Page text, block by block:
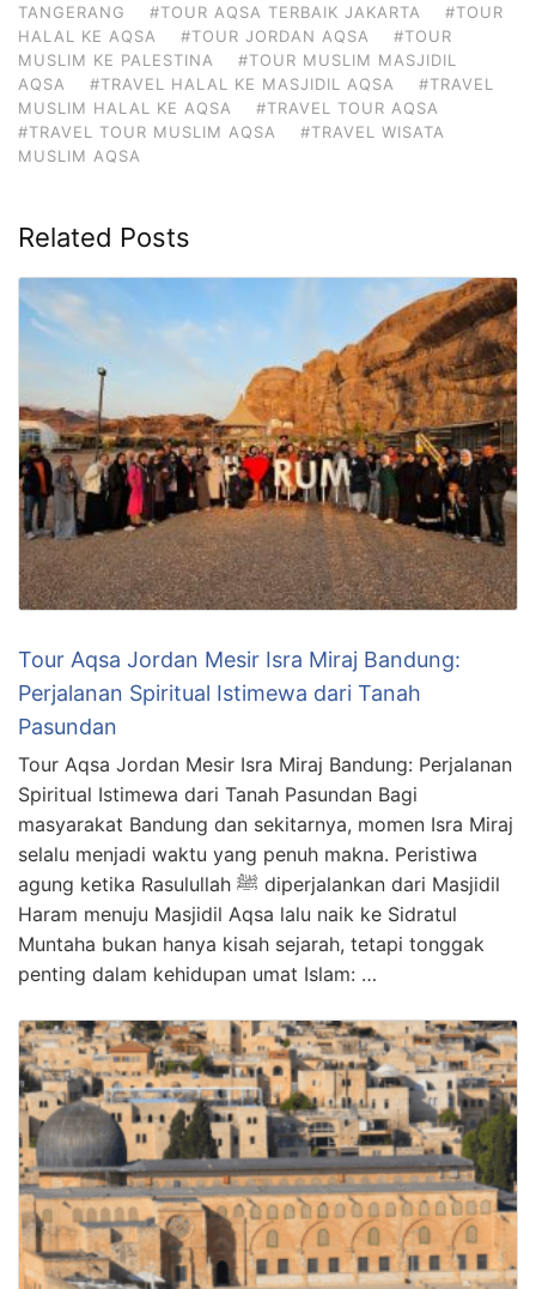
TANGERANG
#TOUR AQSA TERBAIK JAKARTA
#TOUR
HALAL KE AQSA
#TOUR JORDAN AQSA
#TOUR
MUSLIM KE PALESTINA
#TOUR MUSLIM MASJIDIL
AQSA
#TRAVEL HALAL KE MASJIDIL AQSA
#TRAVEL
MUSLIM HALAL KE AQSA
#TRAVEL TOUR AQSA
#TRAVEL TOUR MUSLIM AQSA
#TRAVEL WISATA
MUSLIM AQSA
Related Posts
Tour Aqsa Jordan Mesir Isra Miraj Bandung:
Perjalanan Spiritual Istimewa dari Tanah
Pasundan
Tour Aqsa Jordan Mesir Isra Miraj Bandung: Perjalanan
Spiritual Istimewa dari Tanah Pasundan Bagi
masyarakat Bandung dan sekitarnya, momen Isra Miraj
selalu menjadi waktu yang penuh makna. Peristiwa
agung ketika Rasulullah ﷺ diperjalankan dari Masjidil
Haram menuju Masjidil Aqsa lalu naik ke Sidratul
Muntaha bukan hanya kisah sejarah, tetapi tonggak
penting dalam kehidupan umat Islam: …